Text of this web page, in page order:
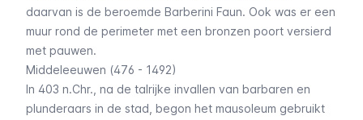
daarvan is de beroemde Barberini Faun. Ook was er een
muur rond de perimeter met een bronzen poort versierd
met pauwen.
Middeleeuwen (476 - 1492)
In 403 n.Chr., na de talrijke invallen van barbaren en
plunderaars in de stad, begon het mausoleum gebruikt